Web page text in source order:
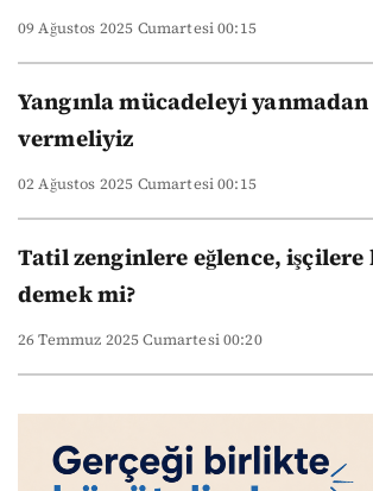
09 Ağustos 2025 Cumartesi 00:15
Yangınla mücadeleyi yanmadan
vermeliyiz
02 Ağustos 2025 Cumartesi 00:15
Tatil zenginlere eğlence,
demek mi?
26 Temmuz 2025 Cumartesi 00:20